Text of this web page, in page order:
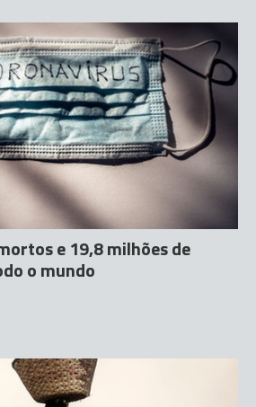
e 19,8 milhões de
o mundo